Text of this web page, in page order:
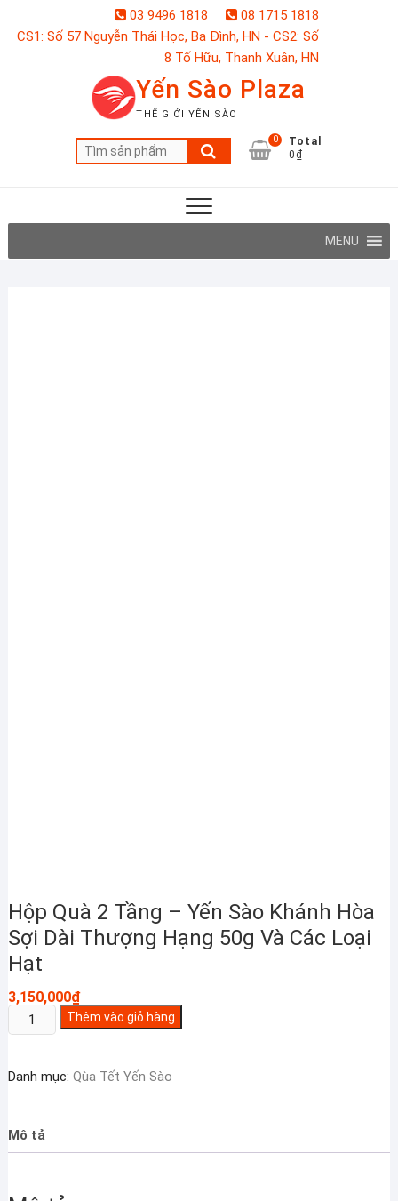
03 9496 1818
08 1715 1818
CS1: Số 57 Nguyễn Thái Học, Ba Đình, HN - CS2: Số
8 Tố Hữu, Thanh Xuân, HN
Yến Sào Plaza
THẾ GIỚI YẾN SÀO
Tìm
kiếm:
0
Total
0₫
MENU
Hộp Quà 2 Tầng – Yến Sào Khánh Hòa
Sợi Dài Thượng Hạng 50g Và Các Loại
Hạt
3,150,000₫
Hộp
Quà
Tầng
Sào
Thêm vào giỏ hàng
Danh mục: Qùa Tết Yến Sào
Mô tả